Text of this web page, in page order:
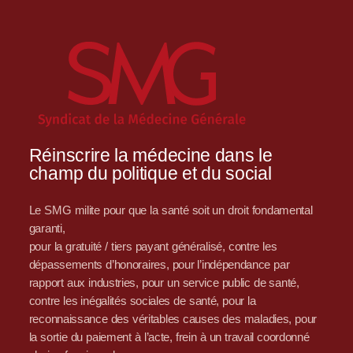
Réinscrire la médecine dans le
champ du politique et du social
Le SMG milite pour que la santé soit un droit fondamental
garanti,
pour la gratuité / tiers payant généralisé, contre les
dépassements d’honoraires, pour l’indépendance par
rapport aux industries, pour un service public de santé,
contre les inégalités sociales de santé, pour la
reconnaissance des véritables causes des maladies, pour
la sortie du paiement à l’acte, frein à un travail coordonné